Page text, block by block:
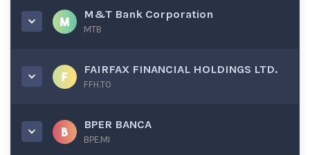
M&T Bank Corporation
MTB
FAIRFAX FINANCIAL HOLDINGS LTD.
FFH.TO
BPER BANCA
BPE.MI